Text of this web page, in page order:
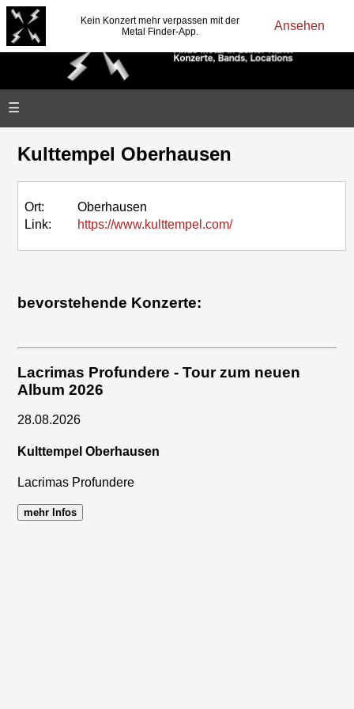
Kein Konzert mehr verpassen mit der
Metal Finder-App.
Ansehen
☰
Kulttempel Oberhausen
Ort:
Oberhausen
Link:
https://www.kulttempel.com/
bevorstehende Konzerte:
Lacrimas Profundere - Tour zum neuen
Album 2026
28.08.2026
Kulttempel Oberhausen
Lacrimas Profundere
mehr Infos